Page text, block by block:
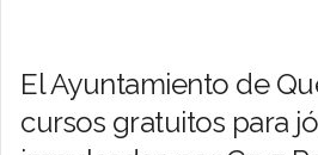
El Ayuntamiento de
cursos gratuitos para